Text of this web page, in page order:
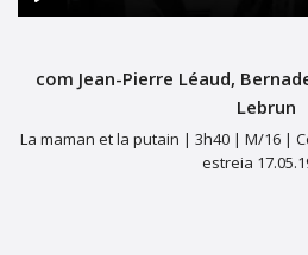
Figueira da Foz
Theatro Circo
Figueira da Foz
Theatro Circo
termos de uso
Play
com Jean-Pierre Léaud,
Lebrun
La maman et la putain | 3h40 | M/16 |
estreia